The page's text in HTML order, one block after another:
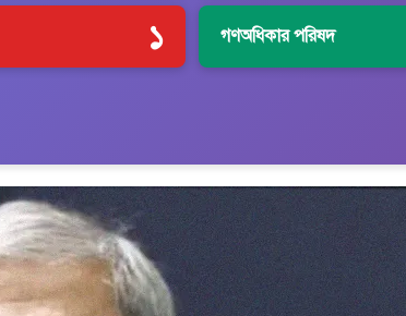
১ গণঅধিকার পরিষদ